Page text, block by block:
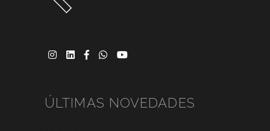
ÚLTIMAS NOVEDADES